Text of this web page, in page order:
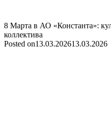
8 Марта в АО «Константа»:
коллектива
Posted on13.03.202613.03.2026